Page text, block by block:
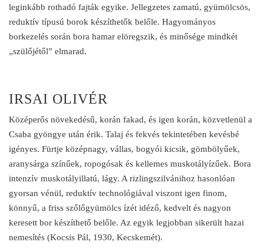
leginkább rothadó fajták egyike. Jellegzetes zamatú, gyümölcsös,
reduktív típusú borok készíthetők belőle. Hagyományos
borkezelés során bora hamar elöregszik, és minősége mindkét
„szülőjétől” elmarad.
IRSAI OLIVÉR
Középerős növekedésű, korán fakad, és igen korán, közvetlenül a
Csaba gyöngye után érik. Talaj és fekvés tekintetében kevésbé
igényes. Fürtje középnagy, vállas, bogyói kicsik, gömbölyűek,
aranysárga színűek, ropogósak és kellemes muskotályízűek. Bora
intenzív muskotályillatú, lágy. A rizlingszilvánihoz hasonlóan
gyorsan vénül, reduktív technológiával viszont igen finom,
könnyű, a friss szőlőgyümölcs ízét idéző, kedvelt és nagyon
keresett bor készíthető belőle. Az egyik legjobban sikerült hazai
nemesítés (Kocsis Pál, 1930, Kecskemét).